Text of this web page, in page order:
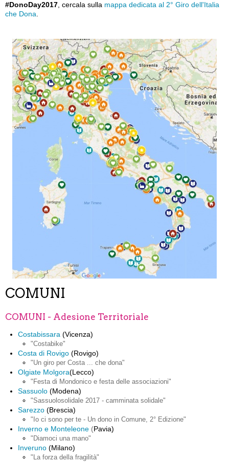
#DonoDay2017 , cercala sulla mappa dedicata al 2° Giro dell'Italia
che Dona
COMUNI
COMUNI - Adesione Territoriale
Costabissara (Vicenza)
"Costabike"
Costa di Rovigo (Rovigo)
"Un giro per Costa ... che dona"
Olgiate Molgora(Lecco)
"Festa di Mondonico e festa delle associazioni"
Sassuolo (Modena)
"Sassuolosolidale 2017 - camminata solidale"
Sarezzo (Brescia)
" Io ci sono per te - Un dono in Comune, 2° Edizione"
Inverno e Monteleone (Pavia)
"Diamoci una mano"
Inveruno (Milano)
"La forza della fragilità"